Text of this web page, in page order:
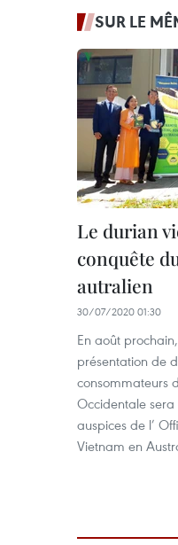
SUR LE
Le durian
conquête
autralien
30/07/2020 01:30
En août
présentation de
consommateurs
Occidentale sera
auspices de l’
Vietnam en